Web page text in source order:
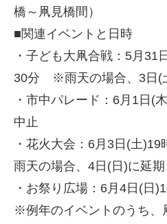
橋～凧見橋間）
■関連イベントと日時
・子ども大凧合戦：5月31
30分 ※雨天の場合、3日(
・市中パレード：6月1日
中止
・花火大会：6月3日(土
雨天の場合、4日(日)に延期
・お祭り広場：6月4日(日
※例年のイベントのうち、